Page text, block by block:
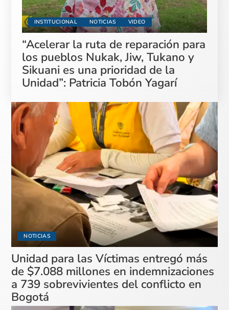
INSTITUCIONAL NOTICIAS VIDEO
“Acelerar la ruta de reparación para
los pueblos Nukak, Jiw, Tukano y
Sikuani es una prioridad de la
Unidad”: Patricia Tobón Yagarí
NOTICIAS
Unidad para las Víctimas entregó más
de $7.088 millones en indemnizaciones
a 739 sobrevivientes del conflicto en
Bogotá